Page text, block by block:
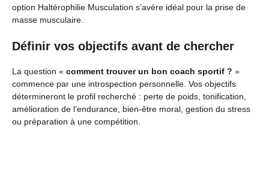
option Haltérophilie Musculation s’avère idéal pour la prise de
masse musculaire.
Définir vos objectifs avant de chercher
La question « comment trouver un bon coach sportif ? »
commence par une introspection personnelle. Vos objectifs
détermineront le profil recherché : perte de poids, tonification,
amélioration de l’endurance, bien-être moral, gestion du stress
ou préparation à une compétition.